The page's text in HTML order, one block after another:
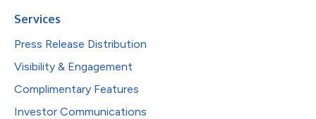
Services
Press Release Distribution
Visibility & Engagement
Complimentary Features
Investor Communications